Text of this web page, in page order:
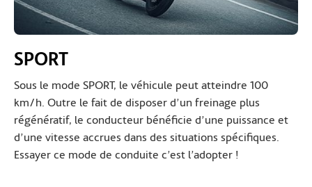
SPORT
Sous le mode SPORT, le véhicule peut atteindre 100
km/h. Outre le fait de disposer d’un freinage plus
régénératif, le conducteur bénéficie d’une puissance et
d’une vitesse accrues dans des situations spécifiques.
Essayer ce mode de conduite c’est l’adopter !